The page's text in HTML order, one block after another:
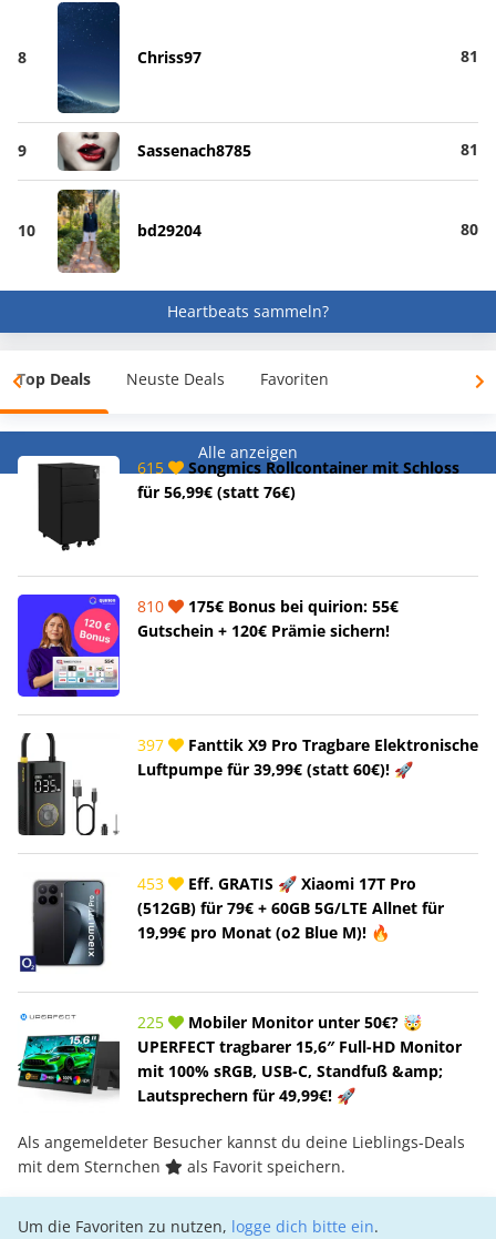
8 Chriss97 81
9 Sassenach8785 81
10 bd29204 80
Heartbeats sammeln?
Top Deals Neuste Deals Favoriten
Alle anzeigen
615
Songmics Rollcontainer mit Schloss
für 56,99€ (statt 76€)
810
175€ Bonus bei quirion: 55€
Gutschein + 120€ Prämie sichern!
397
Fanttik X9 Pro Tragbare Elektronische
Luftpumpe für 39,99€ (statt 60€)! 🚀
453
Eff. GRATIS 🚀 Xiaomi 17T Pro
(512GB) für 79€ + 60GB 5G/LTE Allnet für
19,99€ pro Monat (o2 Blue M)! 🔥
225
Mobiler Monitor unter 50€? 🤯
UPERFECT tragbarer 15,6″ Full-HD Monitor
mit 100% sRGB, USB-C, Standfuß &amp;
Lautsprechern für 49,99€! 🚀
Als angemeldeter Besucher kannst du deine Lieblings-Deals
mit dem Sternchen
als Favorit speichern.
Um die Favoriten zu nutzen, logge dich bitte ein.